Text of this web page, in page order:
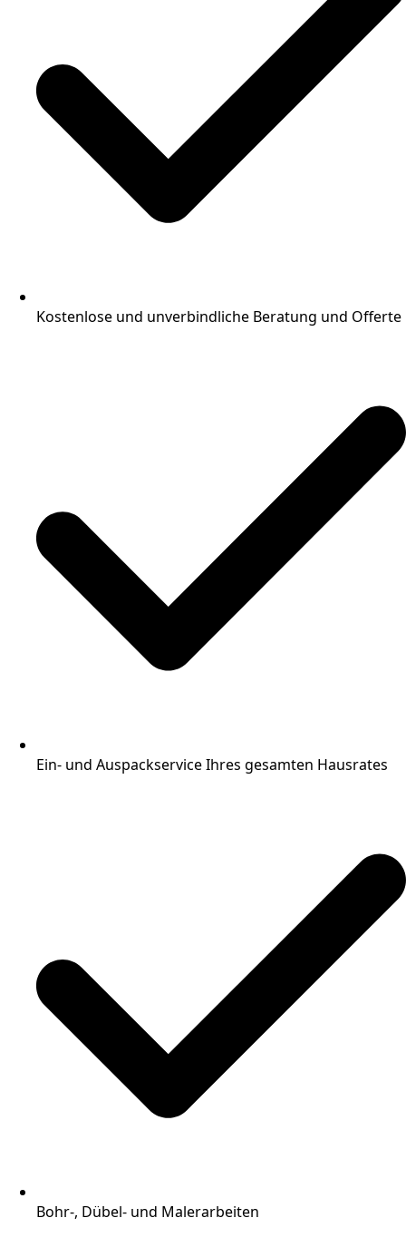
Kostenlose und unverbindliche Beratung und Offerte
Ein- und Auspackservice Ihres gesamten Hausrates
Bohr-, Dübel- und Malerarbeiten